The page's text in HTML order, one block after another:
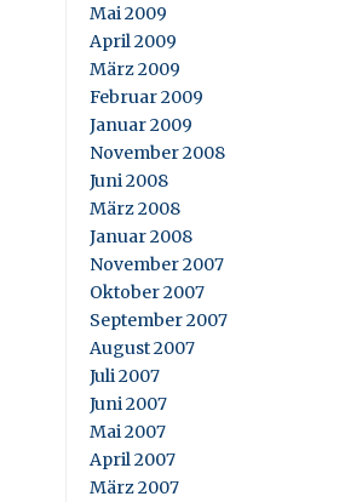
Mai 2009
April 2009
März 2009
Februar 2009
Januar 2009
November 2008
Juni 2008
März 2008
Januar 2008
November 2007
Oktober 2007
September 2007
August 2007
Juli 2007
Juni 2007
Mai 2007
April 2007
März 2007